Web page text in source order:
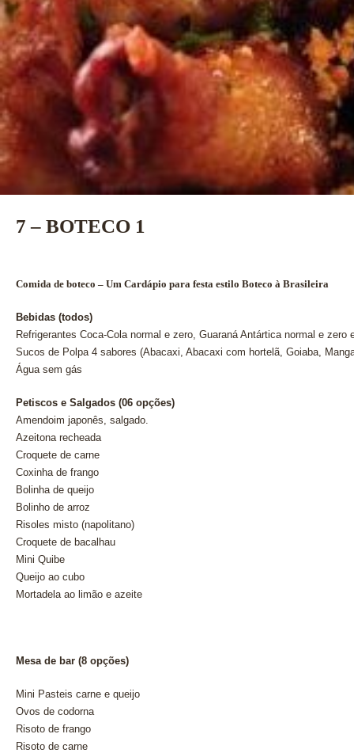
7 – BOTECO 1
Comida de boteco – Um Cardápio para festa estilo Boteco à Brasileira
Bebidas (todos)
Refrigerantes Coca-Cola normal e zero, Guaraná Antártica normal e zero
Sucos de Polpa 4 sabores (Abacaxi, Abacaxi com hortelã, Goiaba,
Água sem gás
Petiscos e Salgados (06 opções)
Amendoim japonês, salgado.
Azeitona recheada
Croquete de carne
Coxinha de frango
Bolinha de queijo
Bolinho de arroz
Risoles misto (napolitano)
Croquete de bacalhau
Mini Quibe
Queijo ao cubo
Mortadela ao limão e azeite
Mesa de bar (8 opções)
Mini Pasteis carne e queijo
Ovos de codorna
Risoto de frango
Risoto de carne